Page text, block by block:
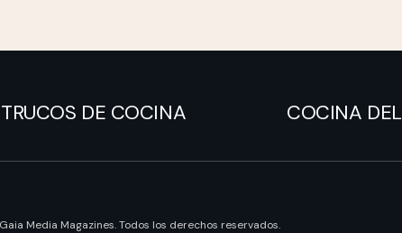
TRUCOS DE COCINA COCINA
Media Magazines. Todos los derechos reservados.